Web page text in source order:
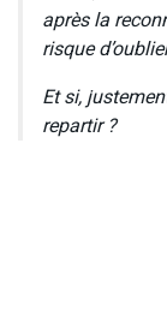
après la
risque
Et si,
repartir ?